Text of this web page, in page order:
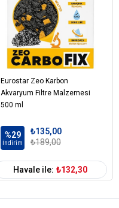
Eurostar Zeo Karbon
Akvaryum Filtre Malzemesi
500 ml
%29
İndirim
₺135,00
₺189,00
Havale ile: ₺132,30